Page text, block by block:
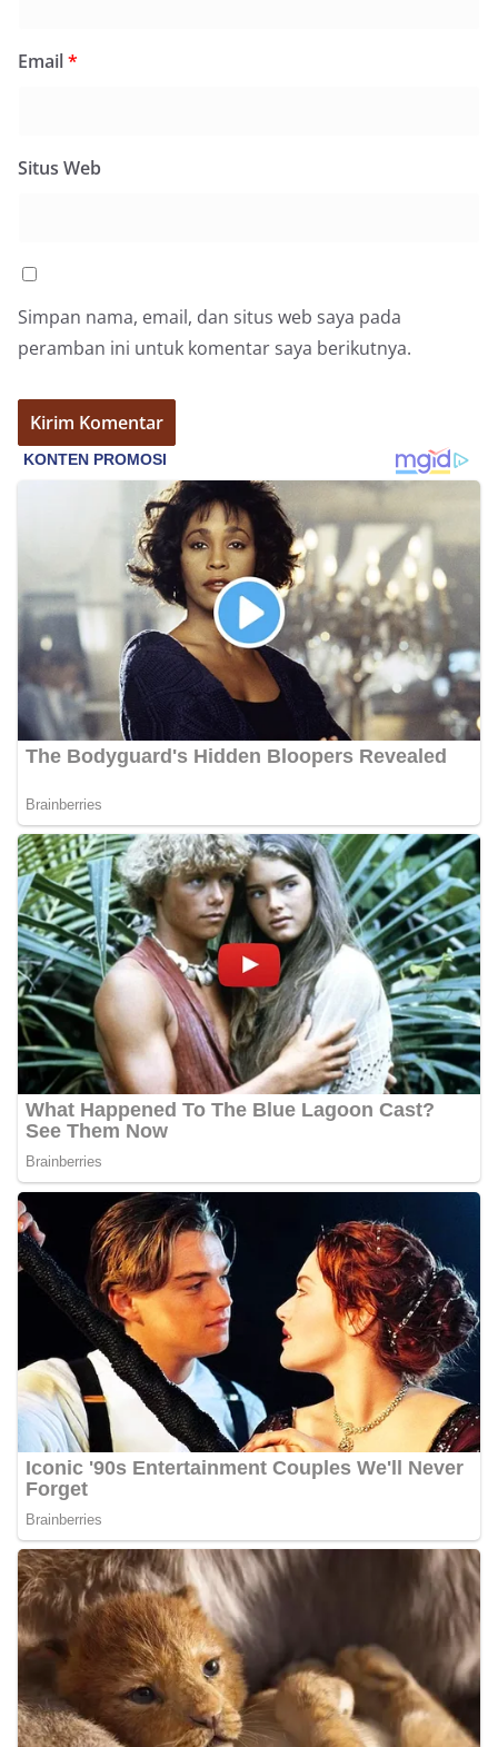
Email*
Situs Web
Simpan nama, email, dan situs web saya pada
peramban ini untuk komentar saya berikutnya.